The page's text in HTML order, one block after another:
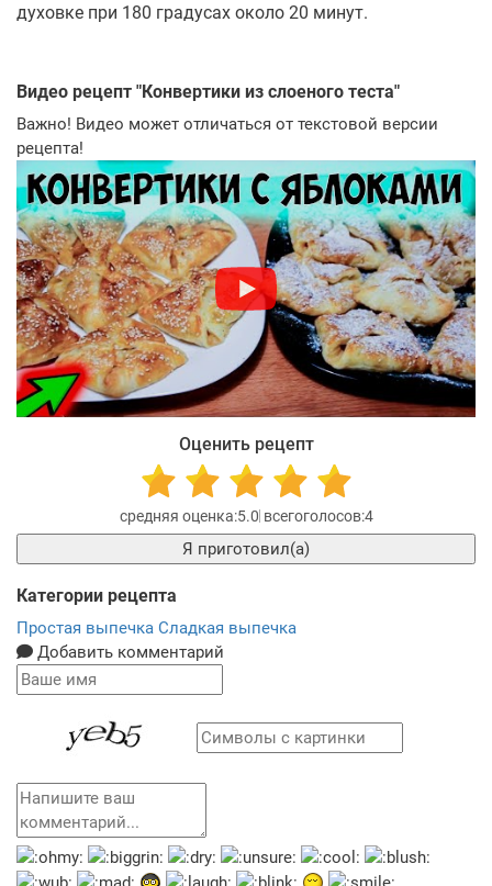
духовке при 180 градусах около 20 минут.
Видео рецепт "Конвертики из слоеного теста"
Важно! Видео может отличаться от текстовой версии
рецепта!
Оценить рецепт
5.0 4
Я приготовил(а)
Категории рецепта
Простая выпечка Сладкая выпечка
Добавить комментарий